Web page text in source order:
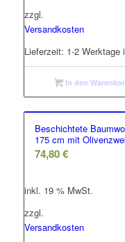
zzgl.
Versandkosten
Lieferzeit: 1-2 Werktage
In den
Beschichtete
175 cm mit
74,80€
inkl. 19 % MwSt.
zzgl.
Versandkosten